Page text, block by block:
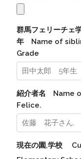
群馬フェリーチェ
年 Name of
Grade
紹介者名 Name
Felice.
現在の園,学校